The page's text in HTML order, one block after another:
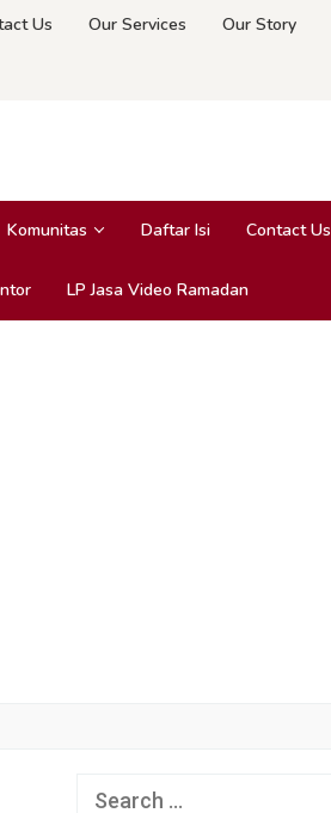
Us Our Services Our Story
Komunitas Daftar Isi Contact Us
LP Jasa Video Ramadan
Search